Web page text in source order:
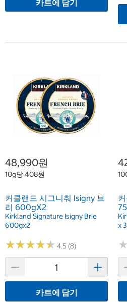
카트에 담기
48,990원
10g당 408원
커클랜드 시그니춰 Isigny 브
리 600gX2
Kirkland Signature Isigny Brie
600gx2
★★★★★
★★★★★ 4.5 (8)
카트에 담기
x 3
★
★